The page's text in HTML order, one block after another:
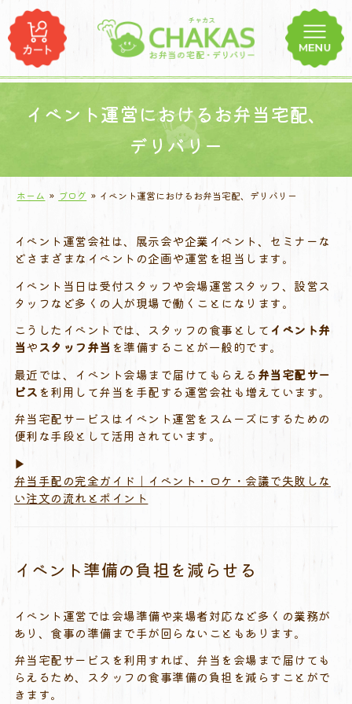
ン
テ
ツ
イベント運営におけるお弁当宅配、
デリバリー
ホーム » ブログ » イベント運営におけるお弁当宅配、デリバリー
イベント運営会社 は、 展示会や企業 イベント、 セミナーな
どさまざまな イベント の企画や運営を担当 し ます。
イベント 当日 は受付スタッフや会場運営スタッフ、 設営ス
タッフなど多く の 人が現場で働く ことになり ます。
こうした イベント では、 スタッフの食事 として イベント弁
当やスタッフ弁当 を準備することが一般的です。
最近では、 イベント会場まで届けて もらえる弁当宅配サー
ビスを利用 し て弁当を 手配する 運営会社 も増えています。
弁当宅配サービス は イベント運営を スムーズにするための
便利な手段として活用 されてい ます。
▶︎
弁当手配の完全ガイド｜イベント・ロケ・会議で失敗しな
い注文の流れとポイント
イベント準備の負担 を減らせる
イベント運営では会場準備や来場者対応など多く の業務が
あり、 食事の準備まで手が回ら ない こと もあり ます。
弁当宅配サービス を利用すれば、 弁当を 会場まで届けて も
らえるため、 スタッフ の食事準備の負担 を減らす こと がで
き ます。